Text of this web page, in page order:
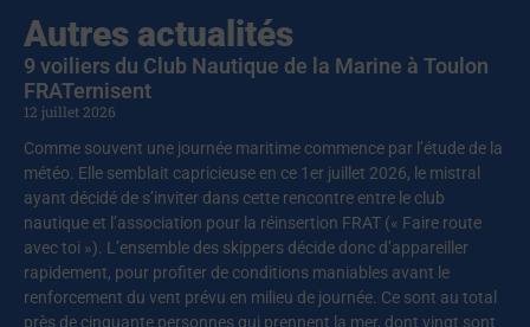
Autres actualités
9 voiliers du Club Nautique de la Marine à Toulon
FRATernisent
12 juillet 2026
Comme souvent une journée maritime commence par l’étude de la
météo. Elle semblait capricieuse en ce 1er juillet 2026, le mistral
ayant décidé de s’inviter dans cette rencontre entre le club
nautique et l’association pour la réinsertion FRAT (« Faire route
avec toi »). L’ensemble des skippers décide donc d’appareiller
rapidement, pour profiter de conditions maniables avant le
renforcement du vent prévu en milieu de journée. Ce sont au total
près de cinquante personnes qui prennent la mer, dont vingt sont